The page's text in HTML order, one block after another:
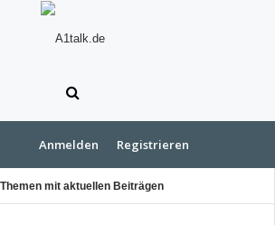
Themen mit aktuellen Beiträgen
Anmelden Registrieren